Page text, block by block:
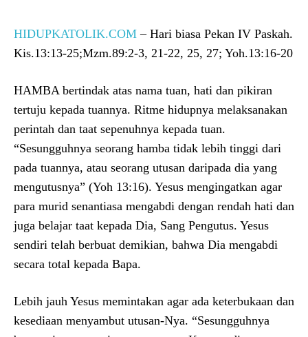
HIDUPKATOLIK.COM – Hari biasa Pekan IV Paskah.
Kis.13:13-25;Mzm.89:2-3, 21-22, 25, 27; Yoh.13:16-20
HAMBA bertindak atas nama tuan, hati dan pikiran
tertuju kepada tuannya. Ritme hidupnya melaksanakan
perintah dan taat sepenuhnya kepada tuan.
“Sesungguhnya seorang hamba tidak lebih tinggi dari
pada tuannya, atau seorang utusan daripada dia yang
mengutusnya” (Yoh 13:16). Yesus mengingatkan agar
para murid senantiasa mengabdi dengan rendah hati dan
juga belajar taat kepada Dia, Sang Pengutus. Yesus
sendiri telah berbuat demikian, bahwa Dia mengabdi
secara total kepada Bapa.
Lebih jauh Yesus memintakan agar ada keterbukaan dan
kesediaan menyambut utusan-Nya. “Sesungguhnya